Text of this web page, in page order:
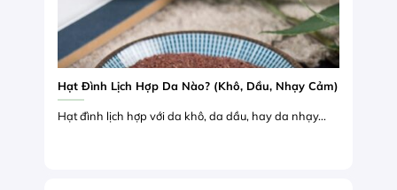
Hạt Đình Lịch Hợp Da Nào? (Khô, Dầu, Nhạy Cảm)
Hạt đình lịch hợp với da khô, da dầu, hay da nhạy...